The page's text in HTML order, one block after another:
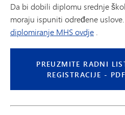
Da bi dobili diplomu srednje
moraju ispuniti određene uslove.
diplomiranje MHS ovdje .
PREUZMITE RADNI
REGISTRACIJE -